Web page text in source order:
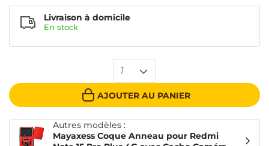
1
AJOUTER AU PANIER
Livraison à domicile
En stock
Autres modèles :
Mayaxess Coque Anneau pour Redmi